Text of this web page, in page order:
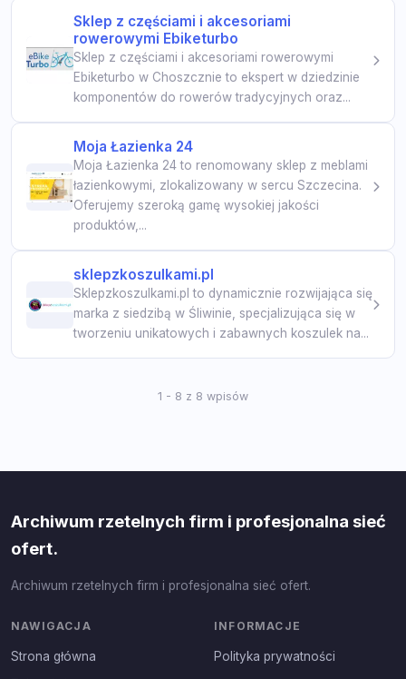
Sklep z częściami i akcesoriami
rowerowymi Ebiketurbo
Sklep z częściami i akcesoriami rowerowymi
Ebiketurbo w Choszcznie to ekspert w dziedzinie
komponentów do rowerów tradycyjnych oraz...
Moja Łazienka 24
Moja Łazienka 24 to renomowany sklep z meblami
łazienkowymi, zlokalizowany w sercu Szczecina.
Oferujemy szeroką gamę wysokiej jakości
produktów,...
sklepzkoszulkami.pl
Sklepzkoszulkami.pl to dynamicznie rozwijająca się
marka z siedzibą w Śliwinie, specjalizująca się w
tworzeniu unikatowych i zabawnych koszulek na...
1 - 8 z 8 wpisów
Archiwum rzetelnych firm i profesjonalna sieć
ofert.
Archiwum rzetelnych firm i profesjonalna sieć ofert.
NAWIGACJA
Strona główna
INFORMACJE
Polityka prywatności